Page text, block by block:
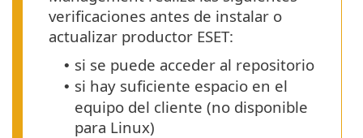
verificaciones antes de instalar o
actualizar productor ESET:
• si se puede acceder al repositorio
• si hay suficiente espacio en el
equipo del cliente (no disponible
para Linux)